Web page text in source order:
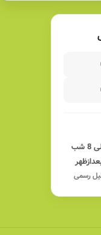
رسمی